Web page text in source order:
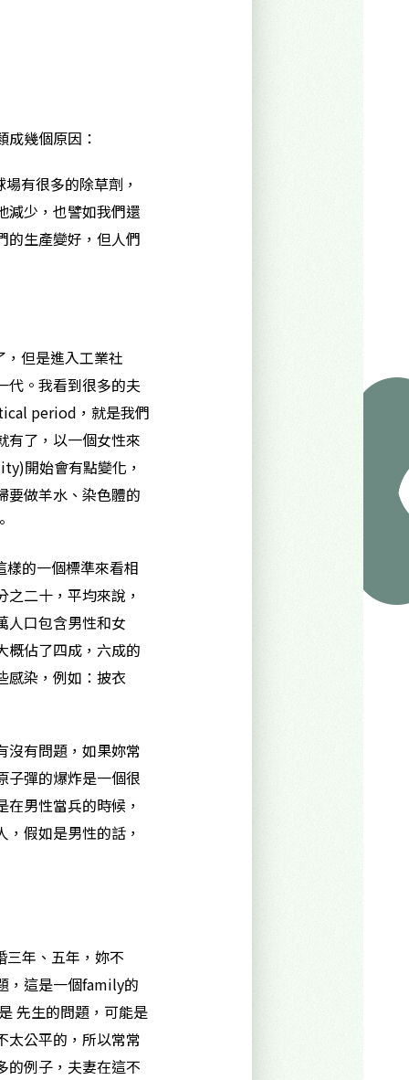
幾個原因：
有很多的除草劑，
減少，也譬如我們還
的生產變好，但人們
但是進入工業社
代。我看到很多的夫
period，就是我們
有了，以一個女性來
開始會有點變化，
要做羊水、染色體的
樣的一個標準來看相
二十，平均來說，
人口包含男性和女
概佔了四成，六成的
感染，例如：披衣
有問題，如果妳常
子彈的爆炸是一個很
男性當兵的時候，
假如是男性的話，
三年、五年，妳不
，這是一個family的
先生的問題，可能是
太公平的，所以常常
的例子，夫妻在這不